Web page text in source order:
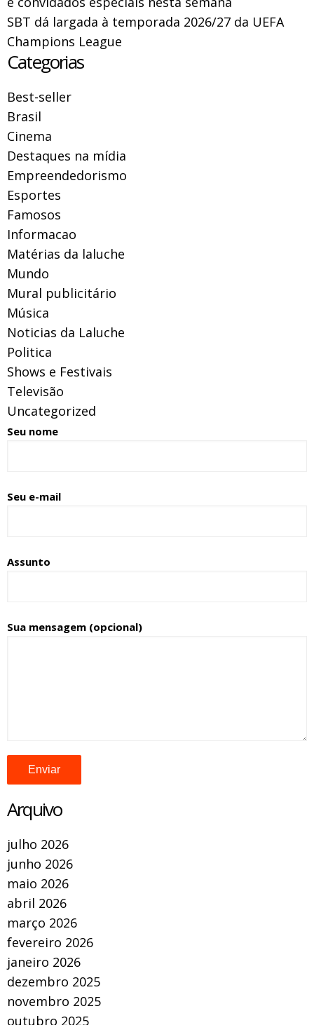
SBT dá largada à temporada 2026/27 da UEFA
Champions League
Categorias
Best-seller
Brasil
Cinema
Destaques na mídia
Empreendedorismo
Esportes
Famosos
Informacao
Matérias da laluche
Mundo
Mural publicitário
Música
Noticias da Laluche
Politica
Shows e Festivais
Televisão
Uncategorized
Seu nome
Seu e-mail
Assunto
Sua mensagem (opcional)
Arquivo
julho 2026
junho 2026
maio 2026
abril 2026
março 2026
fevereiro 2026
janeiro 2026
dezembro 2025
novembro 2025
outubro 2025